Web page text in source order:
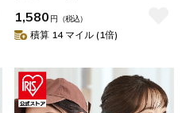
1,580 円 （税込）
積算 14 マイル (1倍)